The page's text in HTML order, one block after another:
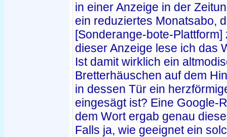
in einer Anzeige in der
ein reduziertes Monatsabo,
[Sonderange-bote-Plattform]
dieser Anzeige lese ich das
Ist damit wirklich ein
Bretterhäuschen auf dem
in dessen Tür ein
eingesägt ist? Eine Google-
dem Wort ergab genau
Falls ja, wie geeignet ein